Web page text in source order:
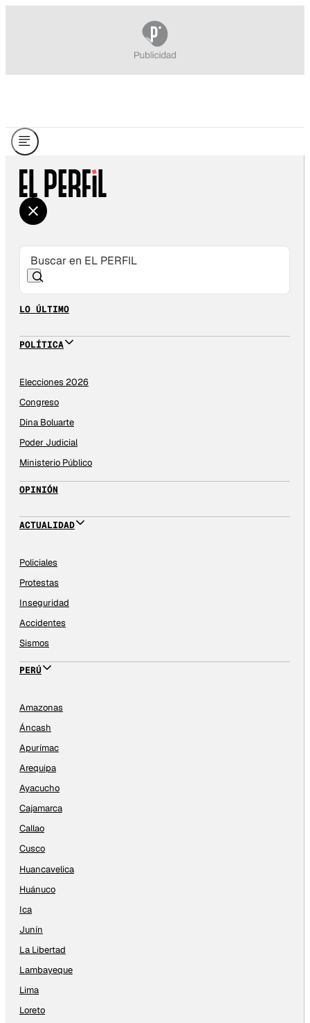
LO ÚLTIMO
POLÍTICA
Elecciones 2026
Congreso
Dina Boluarte
Poder Judicial
Ministerio Público
OPINIÓN
ACTUALIDAD
Policiales
Protestas
Inseguridad
Accidentes
Sismos
PERÚ
Amazonas
Áncash
Apurímac
Arequipa
Ayacucho
Cajamarca
Callao
Cusco
Huancavelica
Huánuco
Ica
Junín
La Libertad
Lambayeque
Lima
Loreto